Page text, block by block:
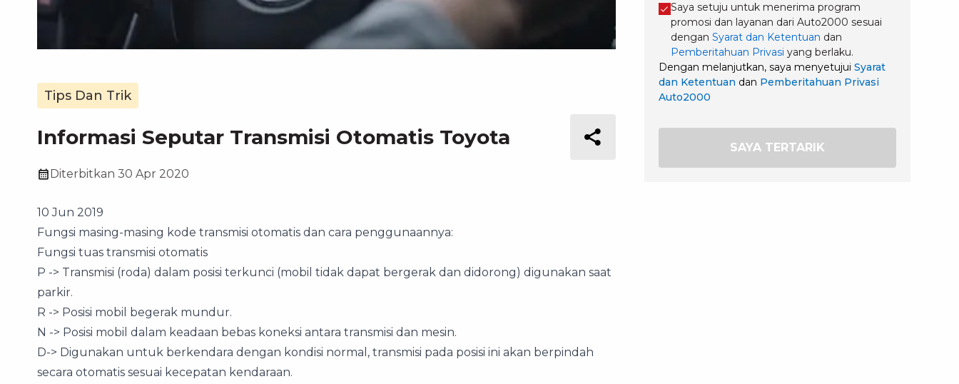
Tips Dan Trik
Informasi Seputar Transmisi Otomatis Toyota
Diterbitkan 30 Apr 2020
10 Jun 2019
Fungsi masing-masing kode transmisi otomatis dan cara penggunaannya:
Fungsi tuas transmisi otomatis
P -> Transmisi (roda) dalam posisi terkunci (mobil tidak dapat bergerak dan didorong) digunakan saat
parkir.
R -> Posisi mobil begerak mundur.
N -> Posisi mobil dalam keadaan bebas koneksi antara transmisi dan mesin.
D-> Digunakan untuk berkendara dengan kondisi normal, transmisi pada posisi ini akan berpindah
secara otomatis sesuai kecepatan kendaraan.
Saya setuju untuk menerima program
promosi dan layanan dari Auto2000 sesuai
dengan Syarat dan Ketentuan dan
Pemberitahuan Privasi yang berlaku.
Dengan melanjutkan, saya menyetujui Syarat
dan Ketentuan dan Pemberitahuan Privasi
Auto2000
SAYA TERTARIK